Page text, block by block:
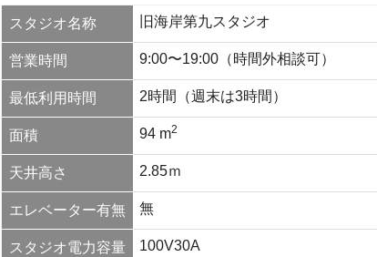
スタジオ名称 旧海岸第九スタジオ
営業時間 9:00〜19:00（時間外相談可）
最低利用時間 2時間（週末は3時間）
面積 94 m2
天井高さ 2.85ｍ
エレベーター有無 無
スタジオ電力容量 100V30A